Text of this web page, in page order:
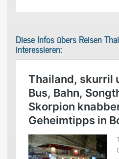
Diese Infos übers Reisen
interessieren: